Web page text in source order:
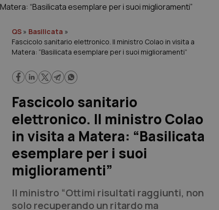
Governo e Parlamento
Regioni e Asl
Lavoro e Professioni
Scienza e Farmaci
Studi e Analisi
Lettere al direttore
Edizioni Regionali
QS » Basilicata »
Fascicolo sanitario elettronico. Il ministro Colao in visita a
Matera: “Basilicata esemplare per i suoi miglioramenti”
Fascicolo sanitario
elettronico. Il ministro Colao
in visita a Matera: “Basilicata
esemplare per i suoi
miglioramenti”
Il ministro “Ottimi risultati raggiunti, non
solo recuperando un ritardo ma